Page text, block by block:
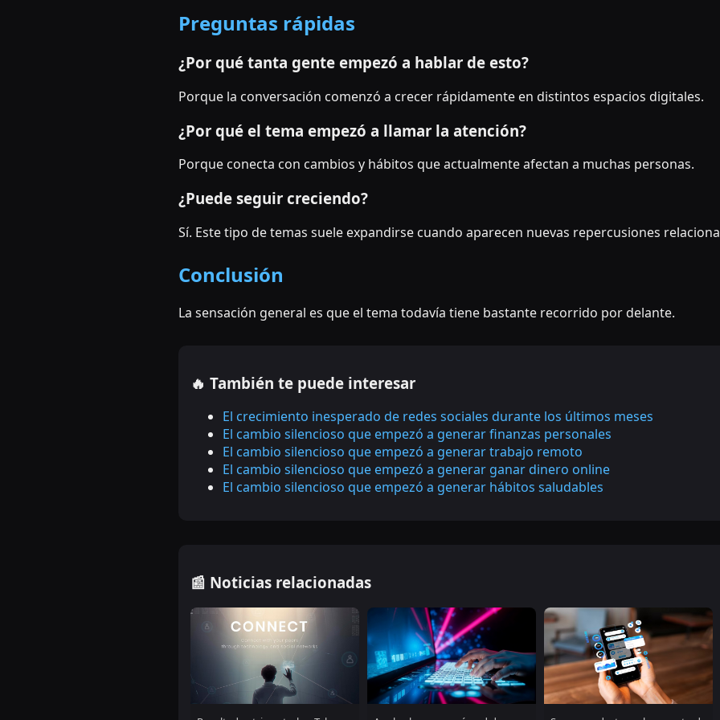
Preguntas rápidas
¿Por qué tanta gente empezó a hablar de esto?
Porque la conversación comenzó a crecer rápidamente en distintos espacios digitales.
¿Por qué el tema empezó a llamar la atención?
Porque conecta con cambios y hábitos que actualmente afectan a muchas personas.
¿Puede seguir creciendo?
Sí. Este tipo de temas suele expandirse cuando aparecen nuevas repercusiones
Conclusión
La sensación general es que el tema todavía tiene bastante recorrido por delante.
🔥 También te puede interesar
El crecimiento inesperado de redes sociales durante los últimos meses
El cambio silencioso que empezó a generar finanzas personales
El cambio silencioso que empezó a generar trabajo remoto
El cambio silencioso que empezó a generar ganar dinero online
El cambio silencioso que empezó a generar hábitos saludables
📰 Noticias relacionadas